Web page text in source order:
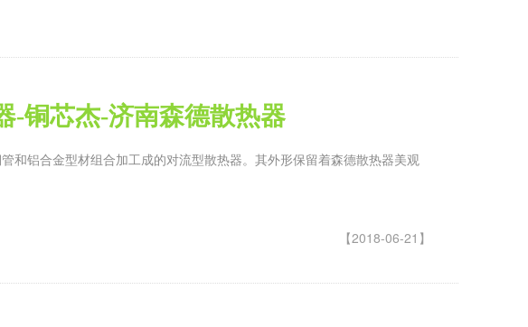
-铜芯杰-济南森德散热器
和铝合金型材组合加工成的对流型散热器。其外形保留着森德散热器美观
【2018-06-21】